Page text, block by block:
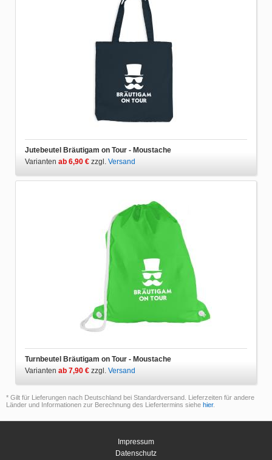
Jutebeutel Bräutigam on Tour - Moustache
Varianten ab 6,90 € zzgl. Versand
Turnbeutel Bräutigam on Tour - Moustache
Varianten ab 7,90 € zzgl. Versand
* Gilt für Lieferungen nach Deutschland bei Standardversand. Lieferzeiten für andere
Länder und Informationen zur Berechnung des Liefertermins siehe hier.
Impressum
Datenschutz